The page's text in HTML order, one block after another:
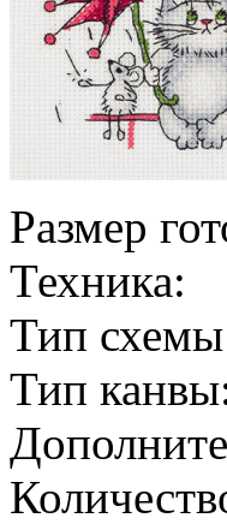
Размер
Техника:
Тип
Тип